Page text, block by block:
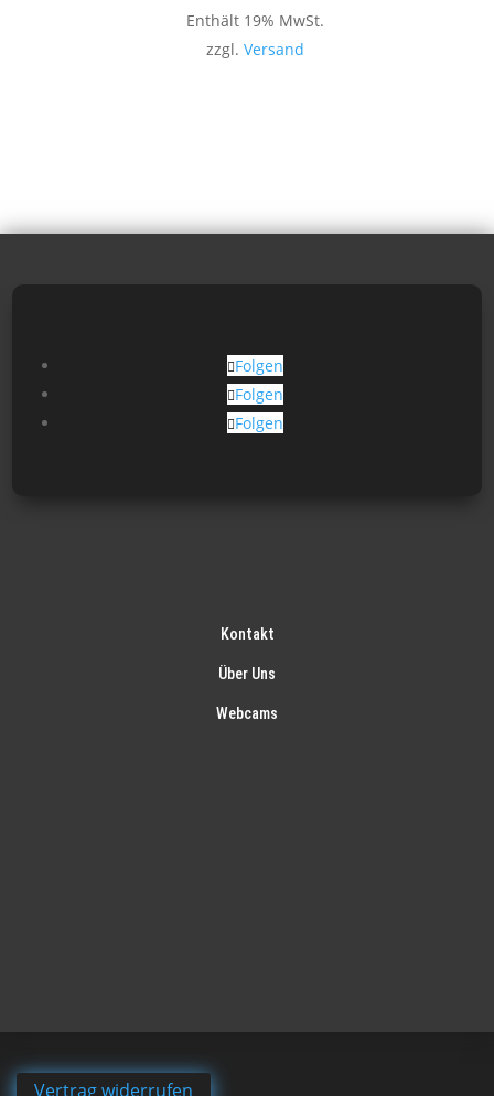
Enthält 19% MwSt.
zzgl. Versand
Folgen
Folgen
Folgen
Kontakt
Über Uns
Webcams
Vertrag widerrufen